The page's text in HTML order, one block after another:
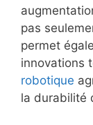
pas
permet
innovations
robotique
la durabilité